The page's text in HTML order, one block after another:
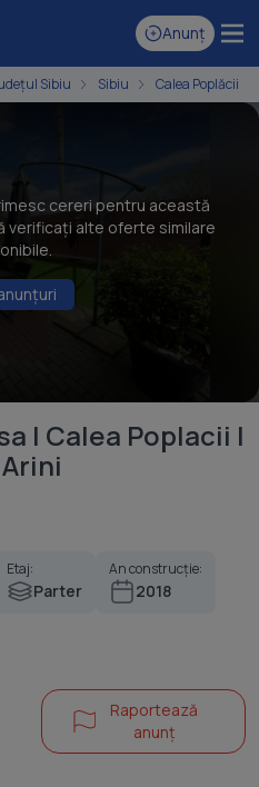
Anunț
Sibiu Sibiu Calea Poplăcii
cereri pentru această
verificați alte oferte similare
| Calea Poplacii |
Etaj:
Parter
An construcție:
2018
Raportează
anunț